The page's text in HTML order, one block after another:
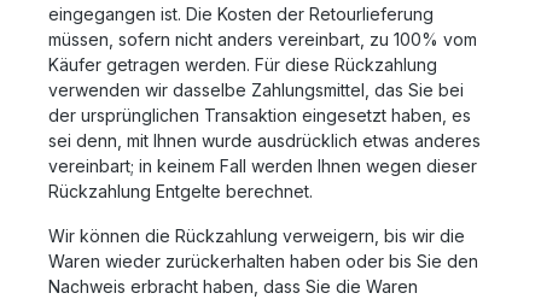
eingegangen ist. Die Kosten der Retourlieferung
müssen, sofern nicht anders vereinbart, zu 100% vom
Käufer getragen werden. Für diese Rückzahlung
verwenden wir dasselbe Zahlungsmittel, das Sie bei
der ursprünglichen Transaktion eingesetzt haben, es
sei denn, mit Ihnen wurde ausdrücklich etwas anderes
vereinbart; in keinem Fall werden Ihnen wegen dieser
Rückzahlung Entgelte berechnet.
Wir können die Rückzahlung verweigern, bis wir die
Waren wieder zurückerhalten haben oder bis Sie den
Nachweis erbracht haben, dass Sie die Waren